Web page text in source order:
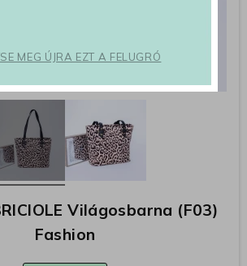
Világosbarna (F03)
Fashion
MEG ÚJRA EZT A FELUGRÓ